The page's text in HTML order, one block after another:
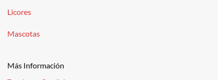
Licores
Mascotas
Más Información